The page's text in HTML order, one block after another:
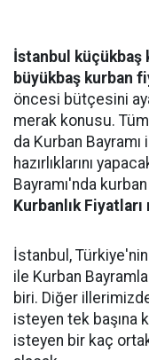
İstanbul küçükbaş
büyükbaş kurban
öncesi bütçesini
merak konusu.
da Kurban
hazırlıklarını
Bayramı'nda
Kurbanlık Fiyatları
İstanbul,
ile Kurban
biri. Diğer
isteyen tek başına
isteyen bir kaç